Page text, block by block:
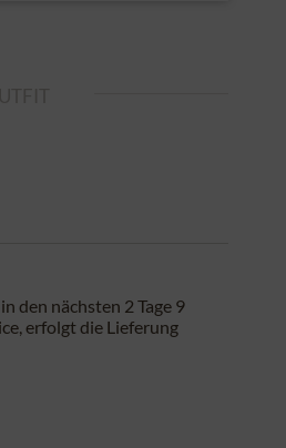
den nächsten 2 Tage 9
erfolgt die Lieferung